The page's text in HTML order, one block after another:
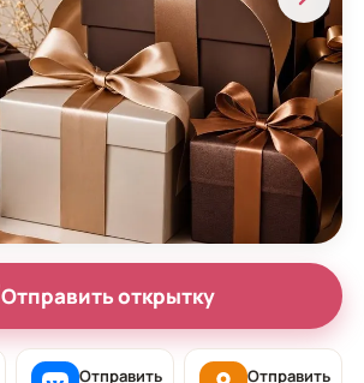
Отправить открытку
Отправить
Отправить